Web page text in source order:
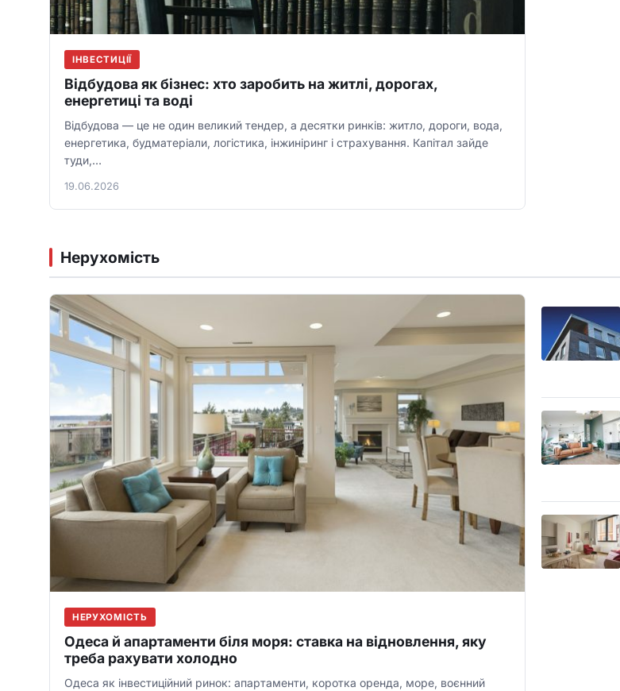
ІНВЕСТИЦІЇ
Відбудова як бізнес: хто заробить на житлі, дорогах,
енергетиці та воді
Відбудова — це не один великий тендер, а десятки ринків: житло, дороги, вода,
енергетика, будматеріали, логістика, інжиніринг і страхування. Капітал зайде
туди,…
19.06.2026
Нерухомість
НЕРУХОМІСТЬ
Одеса й апартаменти біля моря: ставка на відновлення, яку
треба рахувати холодно
Одеса як інвестиційний ринок: апартаменти, коротка оренда, море, воєнний